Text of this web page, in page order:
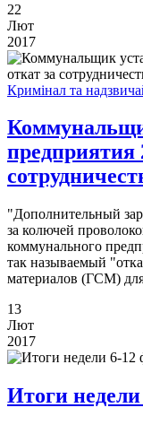
22
Лют
2017
Кримінал та
предприятия
"Дополнительный
за колючей
коммунального
так называемый
материалов (ГСМ)
13
Лют
2017
Итоги